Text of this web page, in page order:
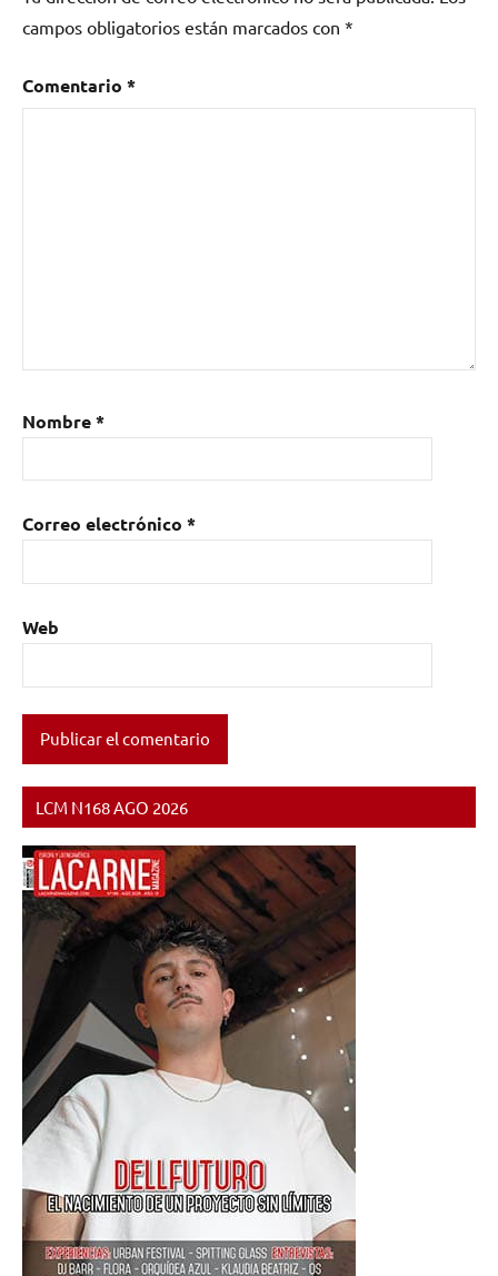
Dj
JEFF
campos obligatorios están marcados con *
Comentario *
Nombre*
Correo electrónico *
Web
LCM N168 AGO 2026